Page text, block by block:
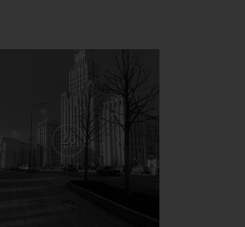
26